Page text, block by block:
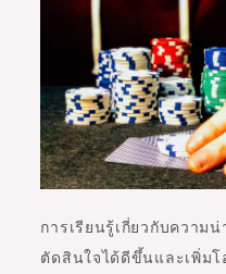
การเรียนรู้เกี่ยวกับความ
ตัดสินใจได้ดีขึ้นและเพิ่มโ